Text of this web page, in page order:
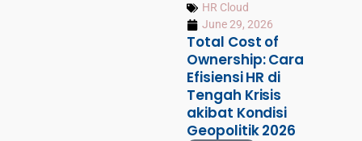
HR Cloud
June 29, 2026
Total Cost of
Ownership: Cara
Efisiensi HR di
Tengah Krisis
akibat Kondisi
Geopolitik 2026